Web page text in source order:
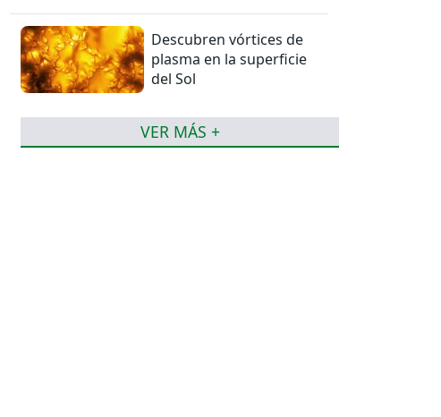
Descubren vórtices de
plasma en la superficie
del Sol
VER MÁS +